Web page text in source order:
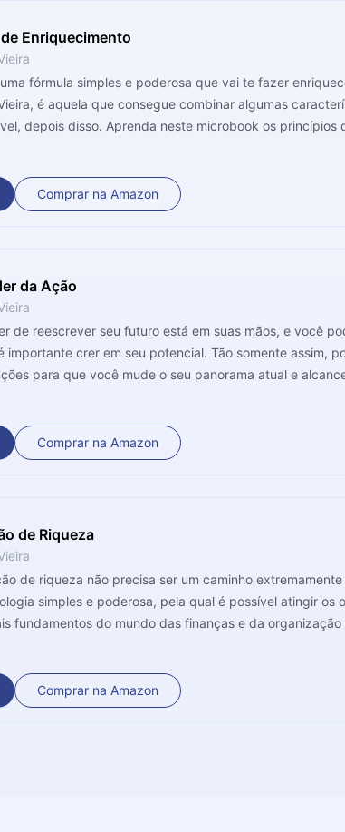
Enriquecimento
fórmula simples e poderosa que vai te fazer
é aquela que consegue combinar algumas
depois disso. Aprenda neste microbook os princípios
Comprar na Amazon
da Ação
de reescrever seu futuro está em suas mãos, e você
importante crer em seu potencial. Tão somente assim,
para que você mude o seu panorama atual e
Comprar na Amazon
de Riqueza
de riqueza não precisa ser um caminho
simples e poderosa, pela qual é possível atingir
fundamentos do mundo das finanças e da organização
Comprar na Amazon